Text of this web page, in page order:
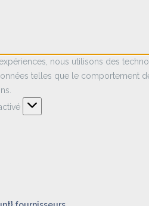
nous utilisons des
telles que le comportement